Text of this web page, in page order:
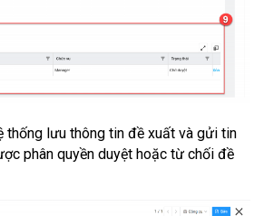
thống lưu thông tin đề xuất và gửi tin
phân quyền duyệt hoặc từ chối đề